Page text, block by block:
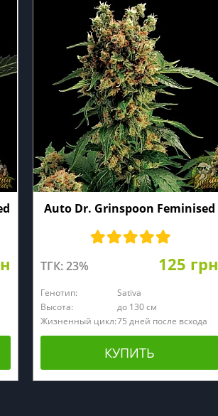
Auto Dr. Grinspoon Feminised
ТГК: 23% 125 грн
Генотип:
Sativa
Высота:
до 130 см
Жизненный цикл:75 дней после всхода
КУПИТЬ